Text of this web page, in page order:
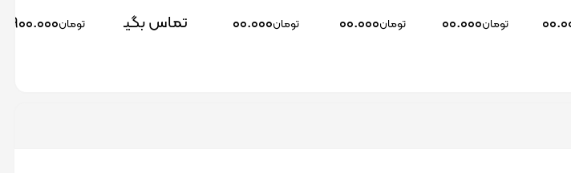
تومان۴۳.۰۰۰.۰۰۰ تومان۱۶.۵۰۰.۰۰۰ تومان۴۱.۰۰۰.۰۰۰ تماس بگیرید تومان